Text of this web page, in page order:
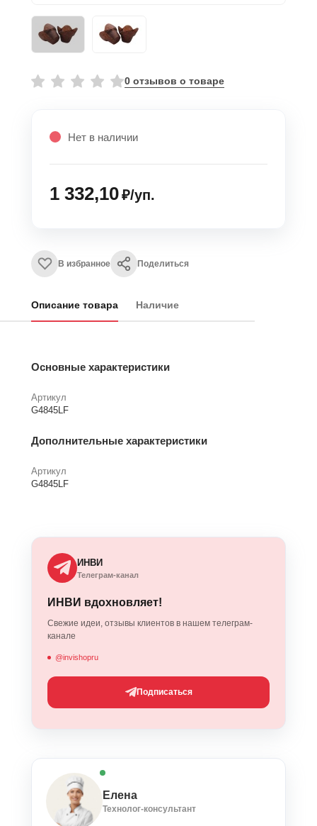
0 отзывов о товаре
Нет в наличии
1 332,10₽/уп.
В избранное Поделиться
Описание товара Наличие
Основные характеристики
Артикул
G4845LF
Дополнительные характеристики
Артикул
G4845LF
ИНВИ
Телеграм-канал
ИНВИ вдохновляет!
Свежие идеи, отзывы клиентов в нашем телеграм-
канале
@invishopru
Подписаться
Елена
Технолог-консультант